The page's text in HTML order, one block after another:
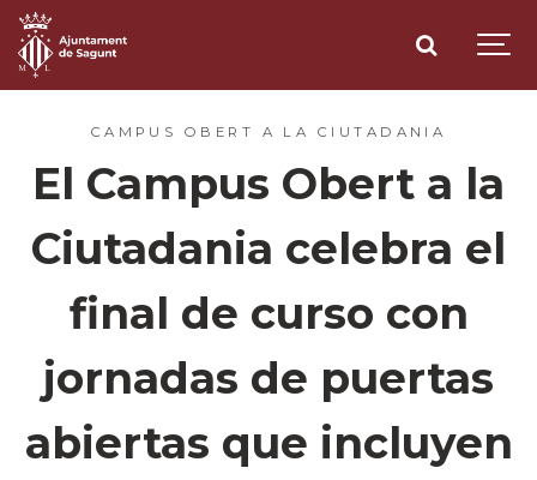
CAMPUS OBERT A LA CIUTADANIA
El Campus Obert a la
Ciutadania celebra el
final de curso con
jornadas de puertas
abiertas que incluyen